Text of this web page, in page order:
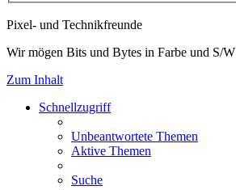
Pixel- und Technikfreunde
Wir mögen Bits und Bytes in Farbe und S/W
Zum Inhalt
Schnellzugriff
Unbeantwortete Themen
Aktive Themen
Suche